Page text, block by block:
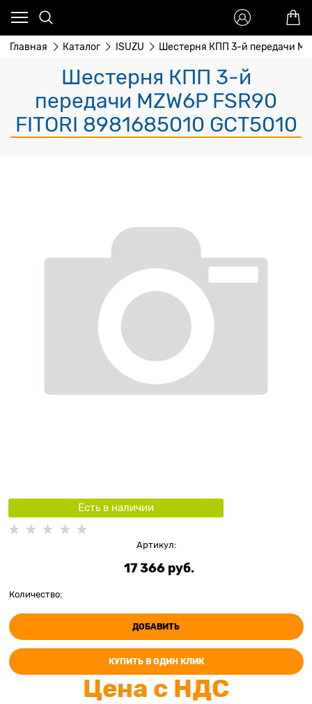
Главная Каталог ISUZU Шестерня КПП 3-й передачи
Шестерня КПП 3-й
передачи MZW6P FSR90
FITORI 8981685010 GCT5010
Есть в наличии
Артикул:
17 366 руб.
Количество:
ДОБАВИТЬ
КУПИТЬ В ОДИН КЛИК
Цена с НДС